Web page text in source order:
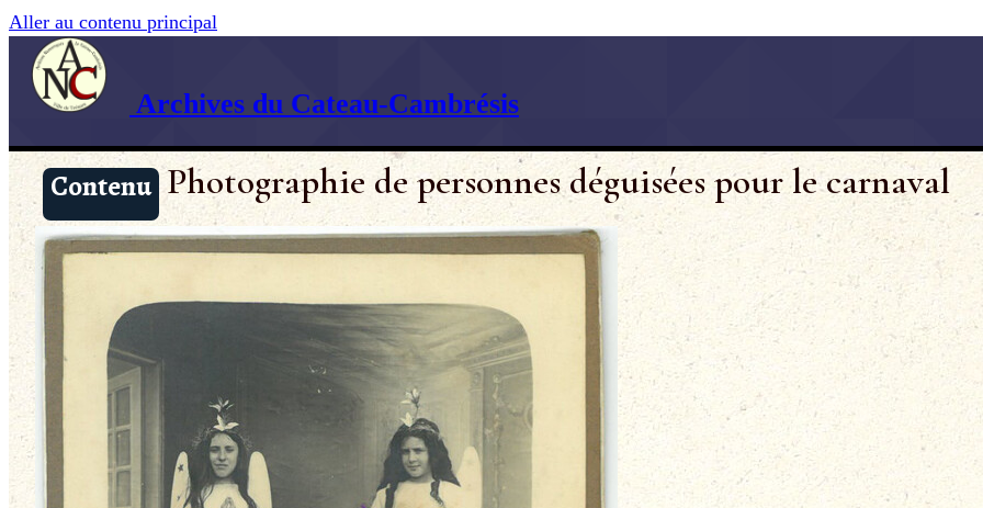
Aller au contenu principal
Archives du Cateau-Cambrésis
Contenu Photographie de personnes déguisées pour le carnaval